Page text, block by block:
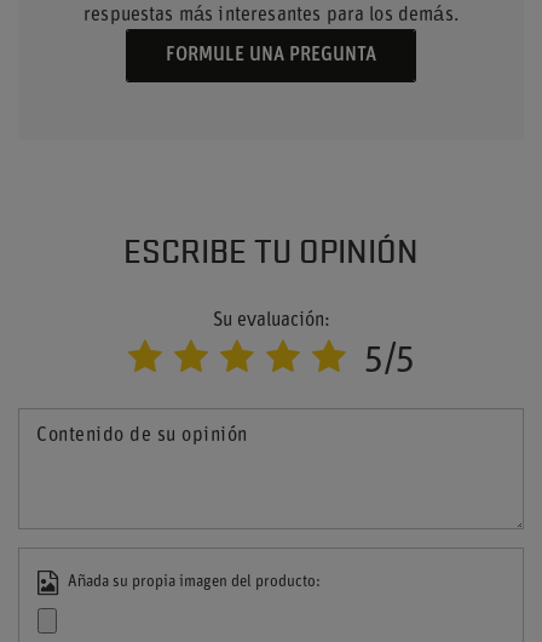
respuestas más interesantes para los demás.
FORMULE UNA PREGUNTA
ESCRIBE TU OPINIÓN
Su evaluación:
5/5
Contenido de su opinión
Añada su propia imagen del producto: